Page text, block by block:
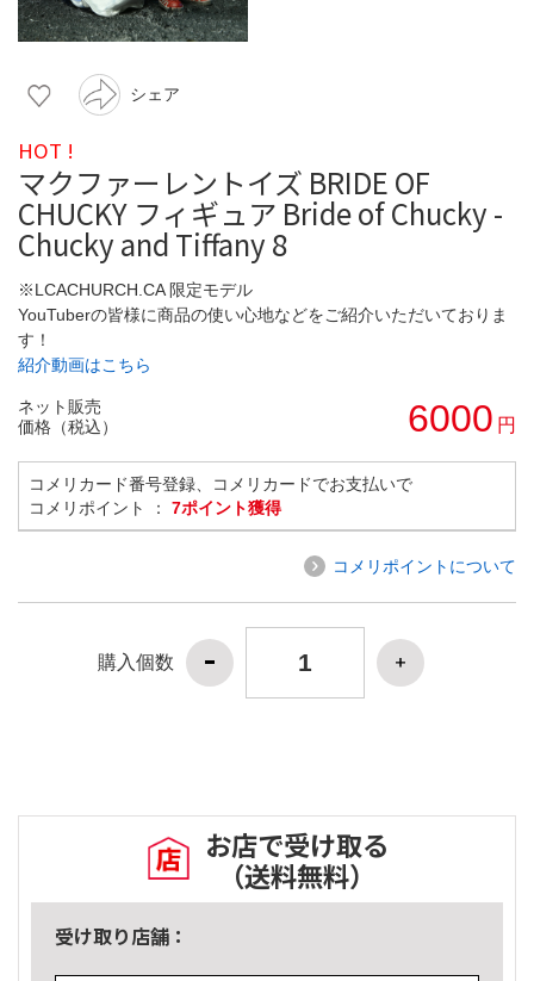
シェア
HOT !
マクファーレントイズ BRIDE OF
CHUCKY フィギュア Bride of Chucky -
Chucky and Tiffany 8
※LCACHURCH.CA 限定モデル
YouTuberの皆様に商品の使い心地などをご紹介いただいておりま
す！
紹介動画はこちら
ネット販売
価格（税込）
6000 円
コメリカード番号登録、コメリカードでお支払いで
コメリポイント ： 7ポイント獲得
コメリポイントについて
購入個数
お店で受け取る
（送料無料）
受け取り店舗：